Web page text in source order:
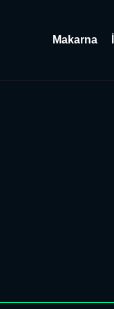
Makarna